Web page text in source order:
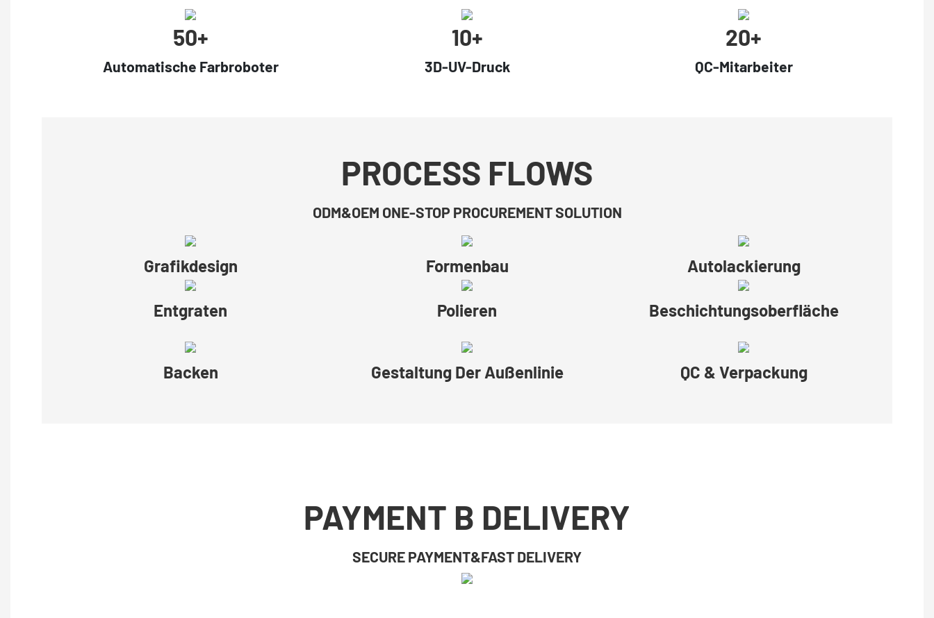
50+
Automatische Farbroboter
10+
3D-UV-Druck
20+
QC-Mitarbeiter
PROCESS FLOWS
ODM&OEM ONE-STOP PROCUREMENT SOLUTION
Grafikdesign Formenbau Autolackierung
Entgraten Polieren Beschichtungsoberfläche
Backen Gestaltung Der Außenlinie QC & Verpackung
PAYMENT B DELIVERY
SECURE PAYMENT&FAST DELIVERY